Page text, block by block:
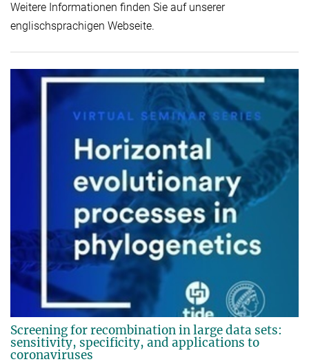
Weitere Informationen finden Sie auf unserer
englischsprachigen Webseite.
Screening for recombination in large data sets:
sensitivity, specificity, and applications to
coronaviruses